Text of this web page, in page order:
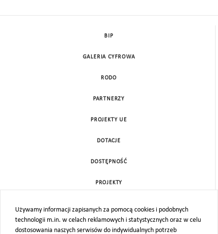
Używamy informacji zapisanych za pomocą cookies i podobnych
technologii m.in. w celach reklamowych i statystycznych oraz w celu
dostosowania naszych serwisów do indywidualnych potrzeb
BIP
GALERIA CYFROWA
RODO
PARTNERZY
PROJEKTY UE
DOTACJE
DOSTĘPNOŚĆ
PROJEKTY
MAPA STRONY